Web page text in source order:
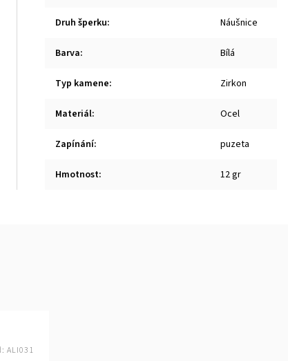
Druh šperku: Náušnice
Barva: Bílá
Typ kamene: Zirkon
Materiál: Ocel
Zapínání: puzeta
Hmotnost: 12 gr
ALI031